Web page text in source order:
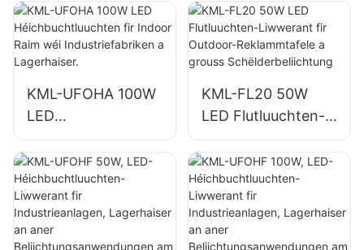
n fir Indoor Raim
wéi
Reparaturatelieren
n fir Indoor Raim
wéi
Industriefabriken a
KML-UFOHA 100W
LED
Héichbuchtluuchte
n fir Indoor Raim
wéi
Industriefabriken a
Lagerhaiser.
KML-FL20 50W
LED Flutluuchten-
Liwwerant fir
Outdoor-
Reklammtafele a
grouss
Schëlderbeliichtung